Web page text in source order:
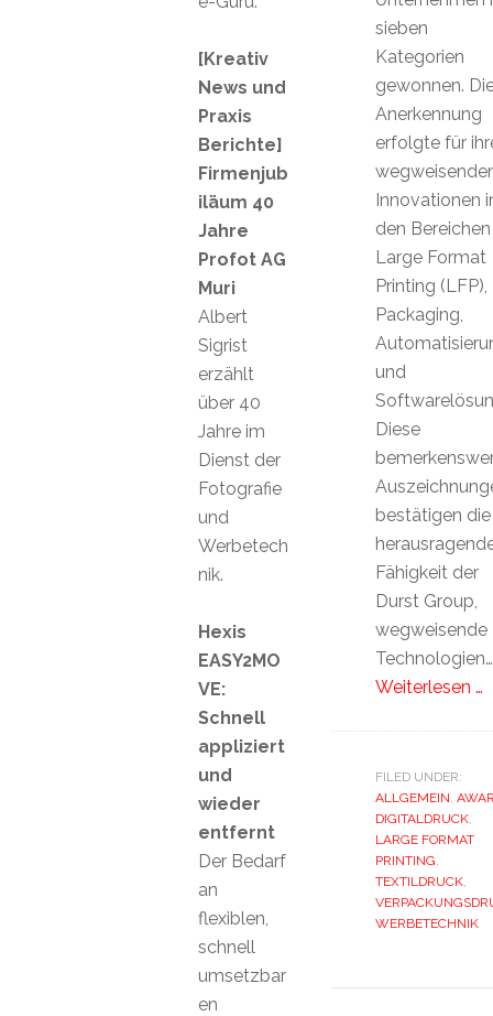
sieben
Kategorien
gewonnen.
Anerkennung
erfolgte für
Innovationen
den Bereichen
Large Format
Printing (LFP),
Packaging,
und
Diese
bestätigen die
Fähigkeit der
Durst Group,
wegweisende
Technologien…
Weiterlesen …
FILED UNDER:
ALLGEMEIN,
DIGITALDRUCK,
LARGE FORMAT
PRINTING,
TEXTILDRUCK,
WERBETECHNIK
[Kreativ
News und
Praxis
Berichte]
Firmenjub
iläum 40
Jahre
Profot AG
Muri
Albert
Sigrist
erzählt
über 40
Jahre im
Dienst der
Fotografie
und
Werbetech
nik.
Hexis
EASY2MO
VE:
Schnell
appliziert
und
wieder
entfernt
Der Bedarf
an
flexiblen,
schnell
umsetzbar
en